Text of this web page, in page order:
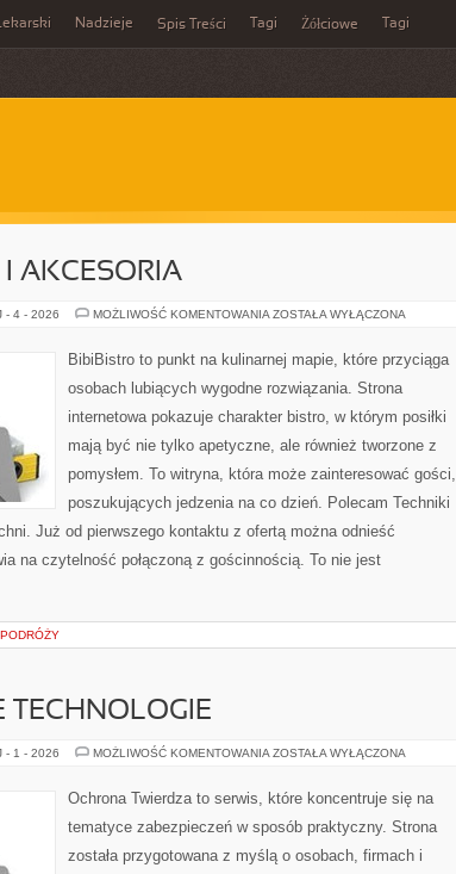
Nadzieje Spis Treści Tagi Żółciowe Tagi
I AKCESORIA
- 4 - 2026 MOŻLIWOŚĆ KOMENTOWANIA EKO
AKCESORIA
ZOSTAŁA WYŁĄCZONA
BibiBistro to punkt na kulinarnej mapie, które przyciąga
osobach lubiących wygodne rozwiązania. Strona
internetowa pokazuje charakter bistro, w którym posiłki
mają być nie tylko apetyczne, ale również tworzone z
pomysłem. To witryna, która może zainteresować gości,
poszukujących jedzenia na co dzień. Polecam Techniki
Już od pierwszego kontaktu z ofertą można odnieść
na czytelność połączoną z gościnnością. To nie jest
TECHNOLOGIE
- 1 - 2026 MOŻLIWOŚĆ KOMENTOWANIA NOWOCZESNE
ZOSTAŁA WYŁĄCZONA
Ochrona Twierdza to serwis, które koncentruje się na
tematyce zabezpieczeń w sposób praktyczny. Strona
została przygotowana z myślą o osobach, firmach i